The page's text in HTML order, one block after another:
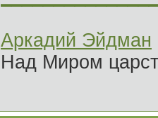
Аркадий Эйдман
Над Миром